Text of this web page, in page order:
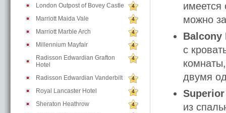
London Outpost of Bovey Castle 4
Marriott Maida Vale 4
Marriott Marble Arch 4
Millennium Mayfair 4
Radisson Edwardian Grafton
Hotel
4
Radisson Edwardian Vanderbilt 4
Royal Lancaster Hotel 4
Sheraton Heathrow 4
имеется
можно
Balcony
с
двумя
из